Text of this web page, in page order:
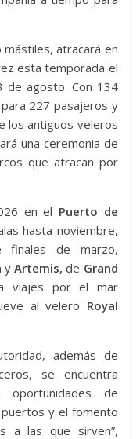
mástiles, atracará en
esta temporada el
agosto. Con 134
227 pasajeros y
los antiguos veleros
una ceremonia de
que atracan por
en el Puerto de
hasta noviembre,
de marzo,
yArtemis, de Grand
viajes por el mar
al velero Royal
además de
se encuentra
de
y el fomento
a las que sirven”,